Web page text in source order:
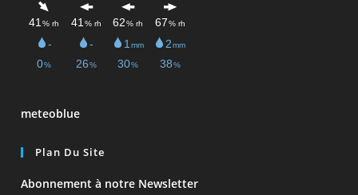
meteoblue
Plan Du Site
Abonnement à notre Newsletter